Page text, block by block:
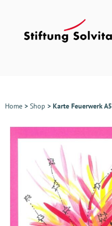
Home > Shop > Karte Feuerwerk A5